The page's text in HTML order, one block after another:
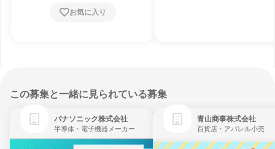
お気に入り
この募集と一緒に見られている募集
パナソニック株式会社
半導体・電子機器メーカー
青山商事株式会社
百貨店・アパレル小売